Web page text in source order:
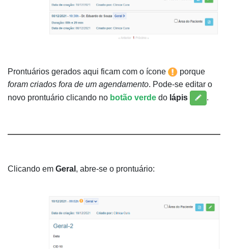
Prontuários gerados aqui ficam com o ícone
porque
foram criados fora de um agendamento. Pode-se editar o
novo prontuário clicando no botão verde do lápis .
Clicando em Geral , abre-se o prontuário: